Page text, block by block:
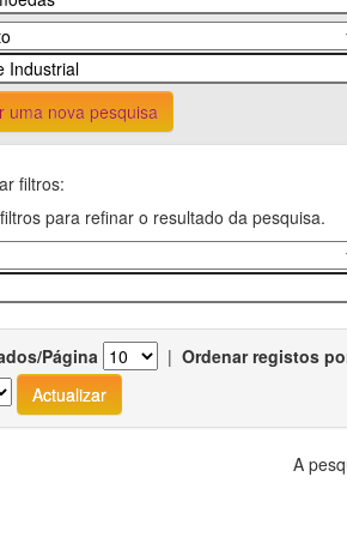
uma nova pesquisa
filtros:
para refinar o resultado da pesquisa.
Página | Ordenar registos
A